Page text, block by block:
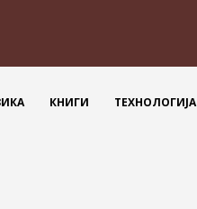
КНИГИ ТЕХНОЛОГИЈА